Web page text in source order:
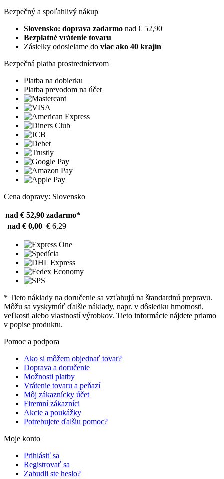
Bezpečný a spoľahlivý nákup
Slovensko: doprava zadarmo nad € 52,90
Bezplatné vrátenie tovaru
Zásielky odosielame do viac ako 40 krajín
Bezpečná platba prostredníctvom
Platba na dobierku
Platba prevodom na účet
Cena dopravy: Slovensko
nad € 52,90 zadarmo*
nad € 0,00 € 6,29
* Tieto náklady na doručenie sa vzťahujú na štandardnú prepravu.
Môžu sa vyskytnúť ďalšie náklady, napr. v dôsledku hmotnosti,
veľkosti alebo vlastností výrobkov. Tieto informácie nájdete priamo
v popise produktu.
Pomoc a podpora
Ako si môžem objednať tovar?
Doprava a doručenie
Možnosti platby
Vrátenie tovaru a peňazí
Môj zákaznícky účet
Firemní zákazníci
Akcie a poukážky
Potrebujete ďalšiu pomoc?
Moje konto
Prihlásiť sa
Registrovať sa
Zabudli ste heslo?